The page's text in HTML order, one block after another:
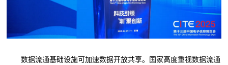
数据流通基础设施可加速数据开放共享。国家高度重视数据流通